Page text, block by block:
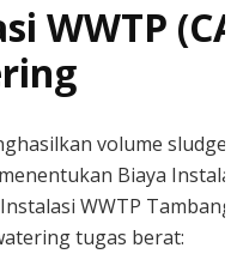
WWTP
volume sludge
Biaya
WWTP
tugas berat: